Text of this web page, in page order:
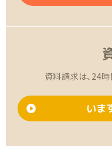
資料請求は、24
いま